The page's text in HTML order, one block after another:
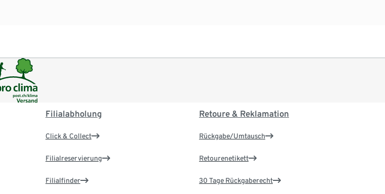
Filialabholung
Click & Collect
Filialreservierung
Filialfinder
Retoure & Reklamation
Rückgabe/Umtausch
Retourenetikett
30 Tage Rückgaberecht